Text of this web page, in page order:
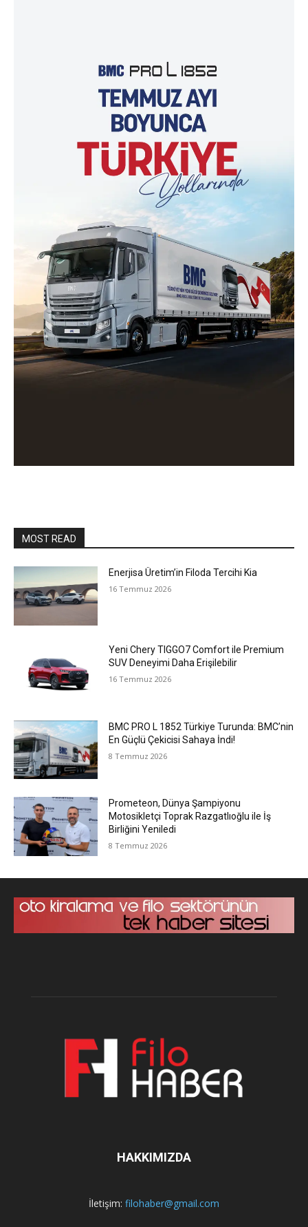
MOST READ
Enerjisa Üretim’in Filoda Tercihi Kia
16 Temmuz 2026
Yeni Chery TIGGO7 Comfort ile Premium
SUV Deneyimi Daha Erişilebilir
16 Temmuz 2026
BMC PRO L 1852 Türkiye Turunda: BMC’nin
En Güçlü Çekicisi Sahaya İndi!
8 Temmuz 2026
Prometeon, Dünya Şampiyonu
Motosikletçi Toprak Razgatlıoğlu ile İş
Birliğini Yeniledi
8 Temmuz 2026
HAKKIMIZDA
İletişim: filohaber@gmail.com